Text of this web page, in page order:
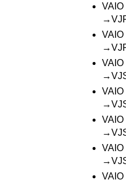
VAIO
VAIO
VAIO
VAIO
VAIO